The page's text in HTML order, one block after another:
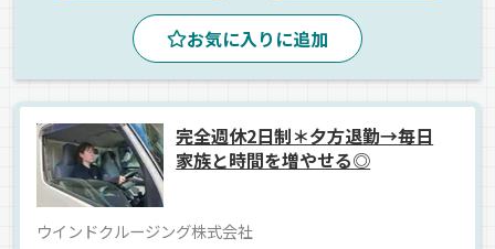
拠点多数 新車
バックアイモニター装備
1人1台専用車
建材 ユニック車
平ボディ車
正社員
お気に入りに追加
完全週休2日制＊夕方退勤→毎日
家族と時間を増やせる◎
ウインドクルージング株式会社